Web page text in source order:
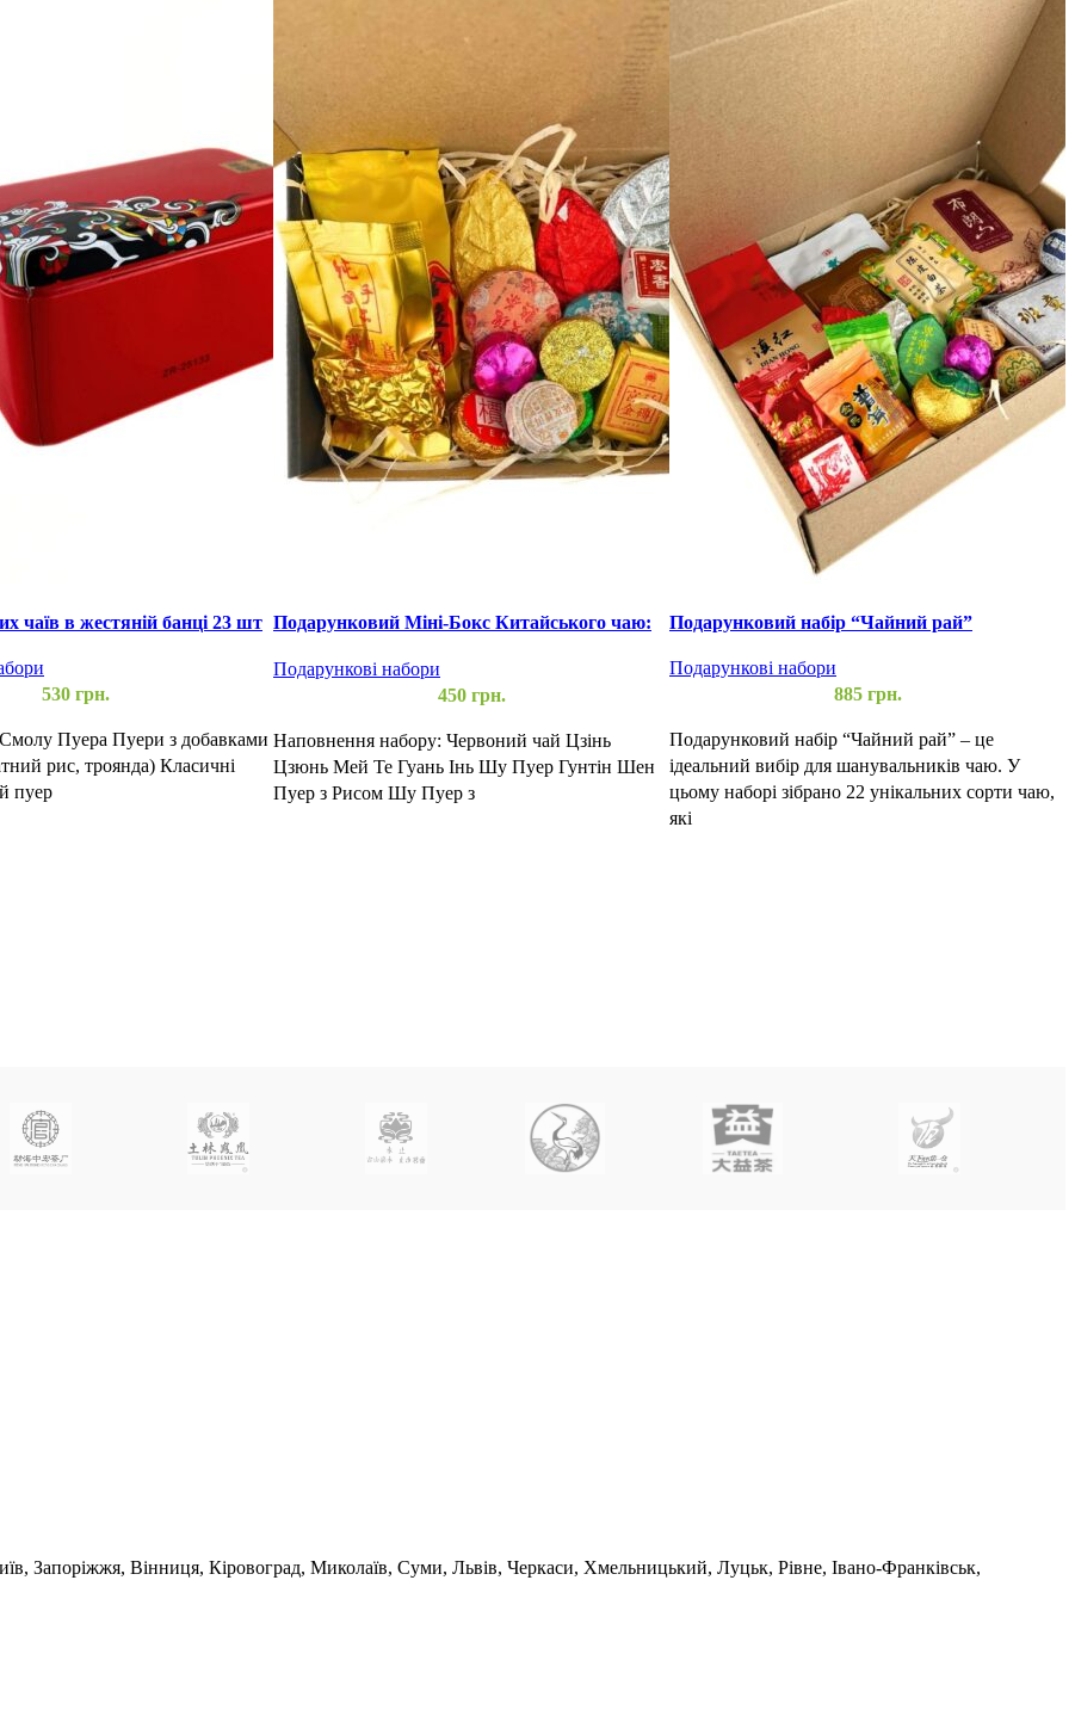
чаїв в жестяній банці 23 шт
530грн.
Смолу Пуера Пуери з добавками
рис, троянда) Класичні
пуер
Подарунковий Міні-Бокс Китайського чаю:
Подарункові набори
450грн.
Наповнення набору: Червоний чай Цзінь
Цзюнь Мей Те Гуань Інь Шу Пуер Гунтін Шен
Пуер з Рисом Шу Пуер з
Подарунковий набір “Чайний рай”
Подарункові набори
885грн.
Подарунковий набір “Чайний рай” – це
ідеальний вибір для шанувальників чаю. У
цьому наборі зібрано 22 унікальних сорти чаю,
які
Запоріжжя, Вінниця, Кіровоград, Миколаїв, Суми, Львів, Черкаси, Хмельницький, Луцьк, Рівне, Івано-Франківськ,